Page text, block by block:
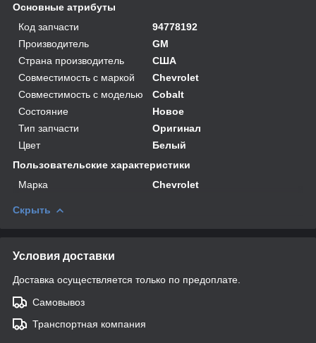
Основные атрибуты
Код запчасти
94778192
Производитель
GM
Страна производитель
США
Совместимость с маркой
Chevrolet
Совместимость с моделью
Cobalt
Состояние
Новое
Тип запчасти
Оригинал
Цвет
Белый
Пользовательские характеристики
Марка
Chevrolet
Скрыть
Условия доставки
Доставка осуществляется только по предоплате.
Самовывоз
Транспортная компания